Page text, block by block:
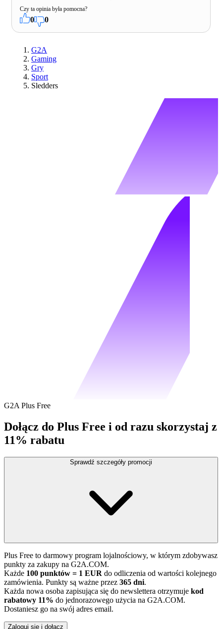
Czy ta opinia była pomocna?
0 0
G2A
Gaming
Gry
Sport
Sledders
G2A Plus Free
Dołącz do Plus Free i od razu skorzystaj z
11% rabatu
Sprawdź szczegóły promocji
Plus Free to darmowy program lojalnościowy, w którym zdobywasz
punkty za zakupy na G2A.COM.
Każde 100 punktów = 1 EUR do odliczenia od wartości kolejnego
zamówienia. Punkty są ważne przez 365 dni.
Każda nowa osoba zapisująca się do newslettera otrzymuje kod
rabatowy 11% do jednorazowego użycia na G2A.COM.
Dostaniesz go na swój adres email.
Zaloguj się i dołącz